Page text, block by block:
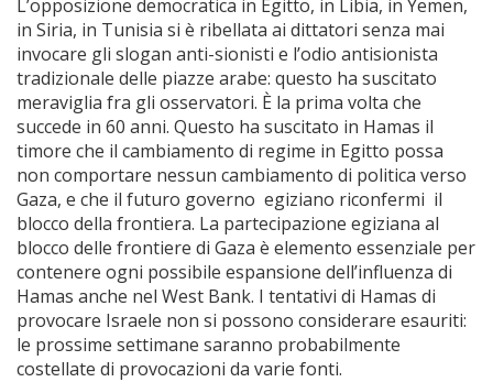
L’opposizione democratica in Egitto, in Libia, in Yemen,
in Siria, in Tunisia si è ribellata ai dittatori senza mai
invocare gli slogan anti-sionisti e l’odio antisionista
tradizionale delle piazze arabe: questo ha suscitato
meraviglia fra gli osservatori. È la prima volta che
succede in 60 anni. Questo ha suscitato in Hamas il
timore che il cambiamento di regime in Egitto possa
non comportare nessun cambiamento di politica verso
Gaza, e che il futuro governo egiziano riconfermi il
blocco della frontiera. La partecipazione egiziana al
blocco delle frontiere di Gaza è elemento essenziale per
contenere ogni possibile espansione dell’influenza di
Hamas anche nel West Bank. I tentativi di Hamas di
provocare Israele non si possono considerare esauriti:
le prossime settimane saranno probabilmente
costellate di provocazioni da varie fonti.